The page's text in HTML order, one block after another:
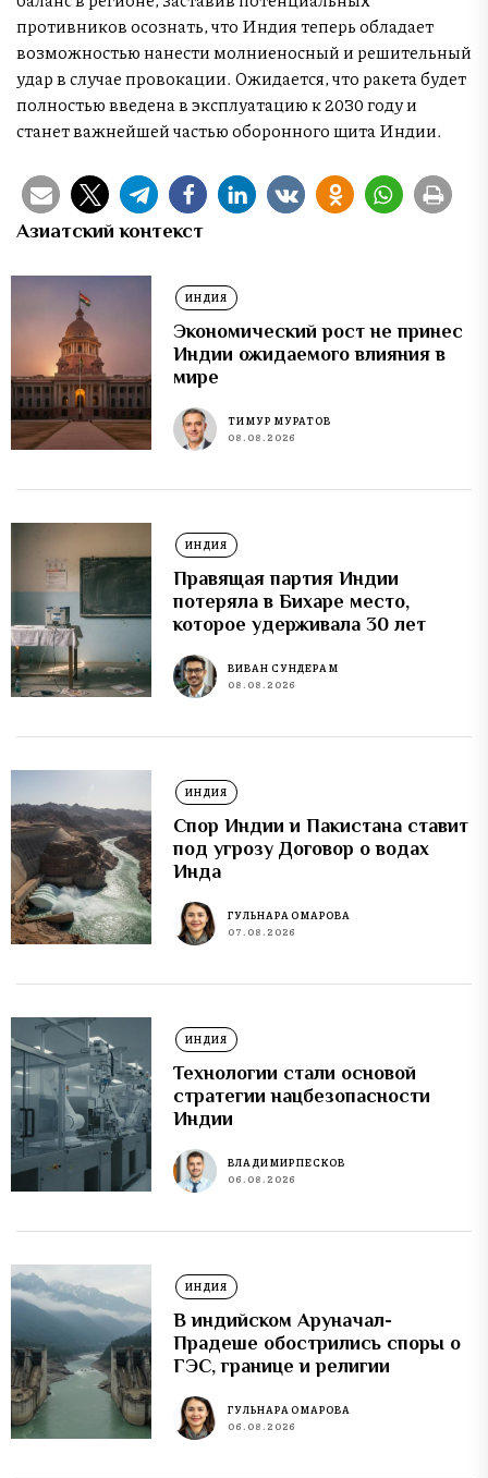
противников осознать, что Индия теперь обладает
возможностью нанести молниеносный и решительный
удар в случае провокации. Ожидается, что ракета будет
полностью введена в эксплуатацию к 2030 году и
станет важнейшей частью оборонного щита Индии.
Азиатский контекст
ИНДИЯ
Экономический рост не принес
Индии ожидаемого влияния в
мире
ТИМУР МУРАТОВ
08.08.2026
ИНДИЯ
Правящая партия Индии
потеряла в Бихаре место,
которое удерживала 30 лет
ВИВАН СУНДЕРАМ
08.08.2026
ИНДИЯ
Спор Индии и Пакистана ставит
под угрозу Договор о водах
Инда
ГУЛЬНАРА ОМАРОВА
07.08.2026
ИНДИЯ
Технологии стали основой
стратегии нацбезопасности
Индии
ВЛАДИМИР ПЕСКОВ
06.08.2026
ИНДИЯ
В индийском Аруначал-
Прадеше обострились споры о
ГЭС, границе и религии
ГУЛЬНАРА ОМАРОВА
06.08.2026